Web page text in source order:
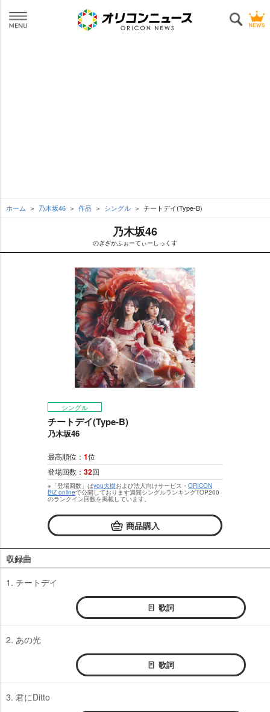
ホーム 乃木坂46 作品 シングル チートデイ(Type-B)
乃木坂46
のぎざかふぉーてぃーしっくす
シングル
チートデイ(Type-B)
乃木坂46
最高順位： 1位
登場回数： 32回
※「登場回数」はyou大樹および法人向けサービス・ ORICON
BiZ onlineで公開しております週間シングルランキングTOP200
のランクイン回数を掲載しています。
商品購入
収録曲
1. チートデイ
歌詞
2. あの光
歌詞
3. 君にDitto